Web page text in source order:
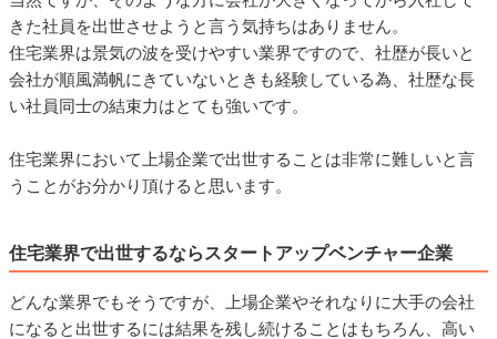
きた社員を出世させようと言う気持ちはありません。
住宅業界は景気の波を受けやすい業界ですので、社歴が長いと
会社が順風満帆にきていないときも経験している為、社歴な長
い社員同士の結束力はとても強いです。
住宅業界において上場企業で出世することは非常に難しいと言
うことがお分かり頂けると思います。
住宅業界で出世するならスタートアップベンチャー企業
どんな業界でもそうですが、上場企業やそれなりに大手の会社
になると出世するには結果を残し続けることはもちろん、高い